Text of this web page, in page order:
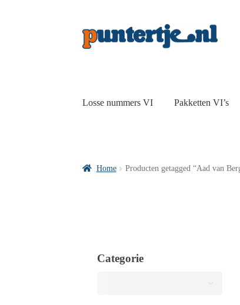
Losse nummers VI Pakketten VI’s
Home Producten getagged “Aad van
Categorie